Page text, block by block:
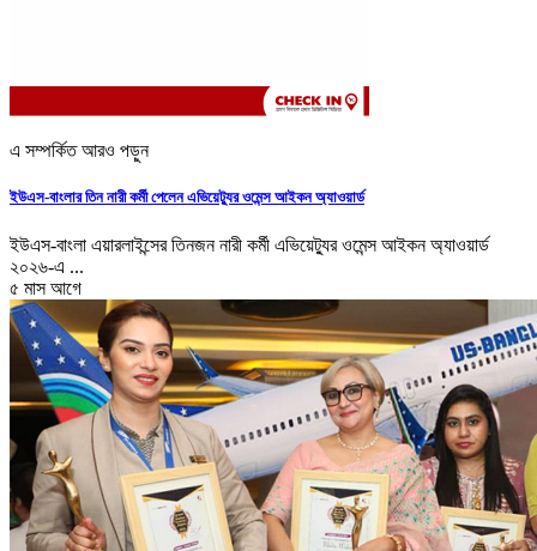
এ সম্পর্কিত আরও পড়ুন
ইউএস-বাংলার তিন নারী কর্মী পেলেন এভিয়েট্যুর ওমেন্স আইকন অ্যাওয়ার্ড
ইউএস-বাংলা এয়ারলাইন্সের তিনজন নারী কর্মী এভিয়েট্যুর ওমেন্স আইকন অ্যাওয়ার্ড
২০২৬-এ ...
৫ মাস আগে